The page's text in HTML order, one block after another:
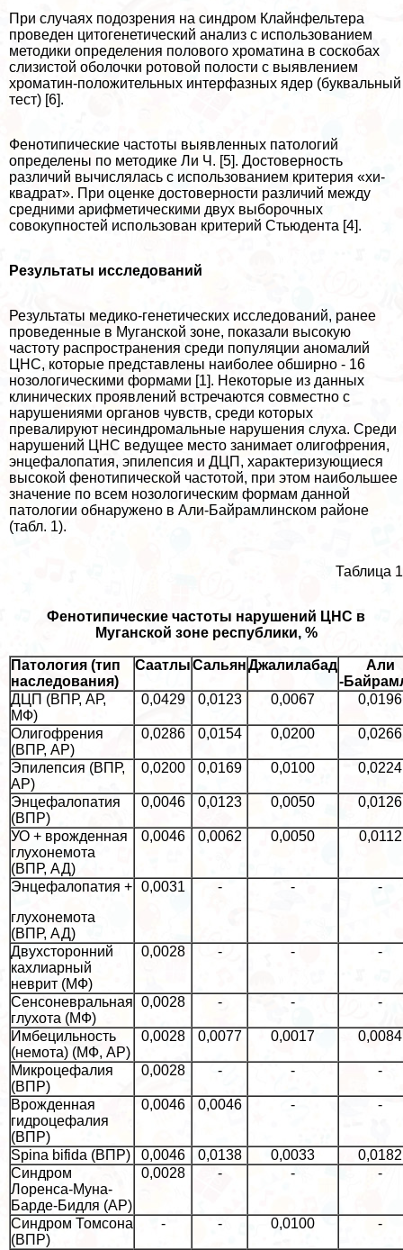
При случаях подозрения на синдром Клайнфельтера
проведен цитогенетический анализ с использованием
методики определения пoлoвoго хроматина в соскобах
слизистой оболочки ротовой полости с выявлением
хроматин-положительных интерфазных ядер (буквальный
тест) [6].
Фенотипические частоты выявленных патологий
определены по методике Ли Ч. [5]. Достоверность
различий вычислялась с использованием критерия «хи-
квадрат». При оценке достоверности различий между
средними арифметическими двух выборочных
совокупностей использован критерий Стьюдента [4].
Результаты исследований
Результаты медико-генетических исследований, ранее
проведенные в Муганской зоне, показали высокую
частоту распространения среди популяции аномалий
ЦНС, которые представлены наиболее обширно - 16
нозологическими формами [1]. Некоторые из данных
клинических проявлений встречаются совместно с
нарушениями органов чувств, среди которых
превалируют несиндромальные нарушения слуха. Среди
нарушений ЦНС ведущее место занимает олигофрения,
энцефалопатия, эпилепсия и ДЦП, хаpaктеризующиеся
высокой фенотипической частотой, при этом наибольшее
значение по всем нозологическим формам данной
патологии обнаружено в Али-Байрамлинском районе
(табл. 1).
Таблица 1
Фенотипические частоты нарушений ЦНС в
Муганской зоне республики, %
Патология (тип
наследования)
СаатлыСальянДжалилабад
Али
-
ДЦП (ВПР, АР,
МФ)
0,0429 0,0123 0,0067 0,0196
Олигофрения
(ВПР, АР)
0,0286 0,0154 0,0200 0,0266
Эпилепсия (ВПР,
АР)
0,0200 0,0169 0,0100 0,0224
Энцефалопатия
(ВПР)
0,0046 0,0123 0,0050 0,0126
УО + врожденная
глухонемота
(ВПР, АД)
0,0046 0,0062 0,0050 0,0112
Энцефалопатия +
глухонемота
(ВПР, АД)
0,0031 - - -
Двухсторонний
кахлиарный
неврит (МФ)
0,0028 - - -
Сенсоневральная
глухота (МФ)
0,0028 - - -
Имбецильность
(немота) (МФ, АР)
0,0028 0,0077 0,0017 0,0084
Микроцефалия
(ВПР)
0,0028 - - -
Врожденная
гидроцефалия
(ВПР)
0,0046 0,0046 - -
Spina bifida (ВПР) 0,0046 0,0138 0,0033
0,0182
Синдром
Лоренса-Муна-
Барде-Бидля (АР)
0,0028 - - -
Синдром Томсона
(ВПР)
- - 0,0100 -